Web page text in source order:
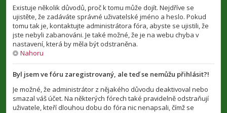
Existuje několik důvodů, proč k tomu může dojít. Nejdříve se
ujistěte, že zadáváte správné uživatelské jméno a heslo. Pokud
tomu tak je, kontaktujte administrátora fóra, abyste se ujistili, že
jste nebyli zabanováni. Je také možné, že je na webu chyba v
nastavení, která by měla být odstraněna.
Nahoru
Byl jsem ve fóru zaregistrovaný, ale teď se nemůžu přihlásit?!
Je možné, že administrátor z nějakého důvodu deaktivoval nebo
smazal váš účet. Na některých fórech také pravidelně odstraňují
uživatele, kteří dlouhou dobu do fóra nic nenapsali, čímž se